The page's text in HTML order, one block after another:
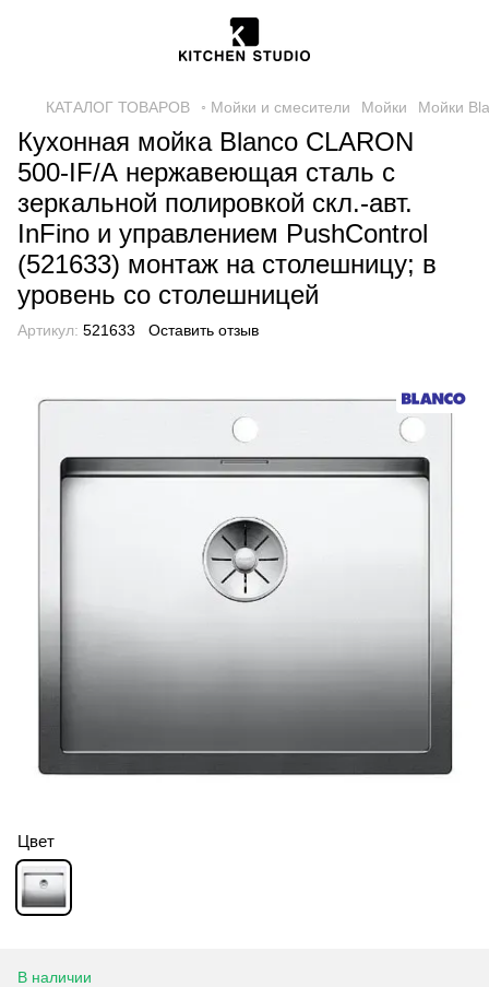
КАТАЛОГ ТОВАРОВ ◦ Мойки и смесители Мойки Мойки
Кухонная мойка Blanco CLARON
500-IF/А нержавеющая сталь с
зеркальной полировкой скл.-авт.
InFino и управлением PushControl
(521633) монтаж на столешницу; в
уровень со столешницей
Артикул: 521633 Оставить отзыв
Цвет
В наличии